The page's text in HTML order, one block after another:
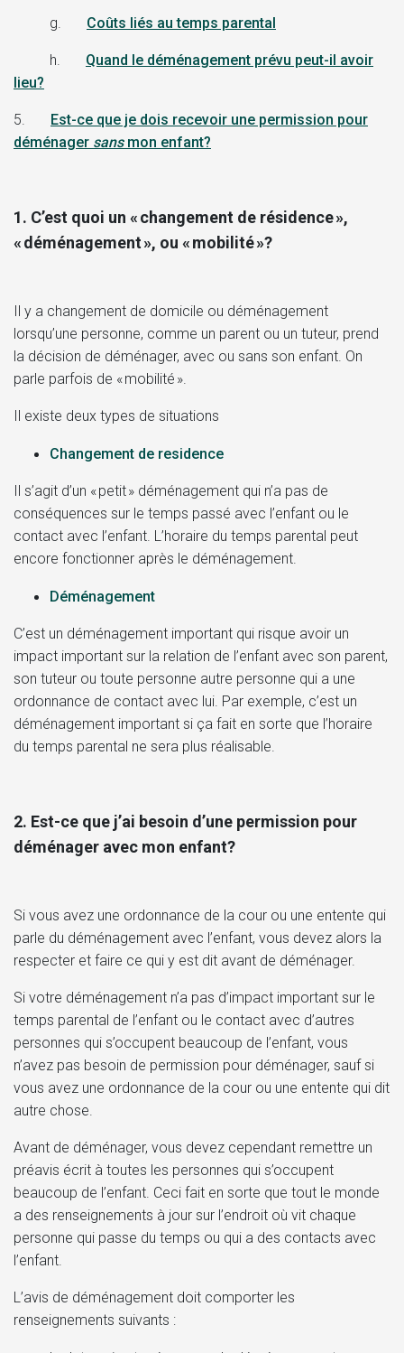
g. Coûts liés au temps parental
h.
Quand le déménagement prévu peut-il avoir
lieu?
5.
Est-ce que je dois recevoir une permission pour
déménager sans mon enfant?
1. C’est quoi un « changement de résidence »,
« déménagement », ou « mobilité »?
Il y a changement de domicile ou déménagement
lorsqu’une personne, comme un parent ou un tuteur, prend
la décision de déménager, avec ou sans son enfant. On
parle parfois de « mobilité ».
Il existe deux types de situations
Changement de residence
Il s’agit d’un « petit » déménagement qui n’a pas de
conséquences sur le temps passé avec l’enfant ou le
contact avec l’enfant. L’horaire du temps parental peut
encore fonctionner après le déménagement.
Déménagement
C’est un déménagement important qui risque avoir un
impact important sur la relation de l’enfant avec son parent,
son tuteur ou toute personne autre personne qui a une
ordonnance de contact avec lui. Par exemple, c’est un
déménagement important si ça fait en sorte que l’horaire
du temps parental ne sera plus réalisable.
2. Est-ce que j’ai besoin d’une permission pour
déménager avec mon enfant?
Si vous avez une ordonnance de la cour ou une entente qui
parle du déménagement avec l’enfant, vous devez alors la
respecter et faire ce qui y est dit avant de déménager.
Si votre déménagement n’a pas d’impact important sur le
temps parental de l’enfant ou le contact avec d’autres
personnes qui s’occupent beaucoup de l’enfant, vous
n’avez pas besoin de permission pour déménager, sauf si
vous avez une ordonnance de la cour ou une entente qui dit
autre chose.
Avant de déménager, vous devez cependant remettre un
préavis écrit à toutes les personnes qui s’occupent
beaucoup de l’enfant. Ceci fait en sorte que tout le monde
a des renseignements à jour sur l’endroit où vit chaque
personne qui passe du temps ou qui a des contacts avec
l’enfant.
L’avis de déménagement doit comporter les
renseignements suivants :